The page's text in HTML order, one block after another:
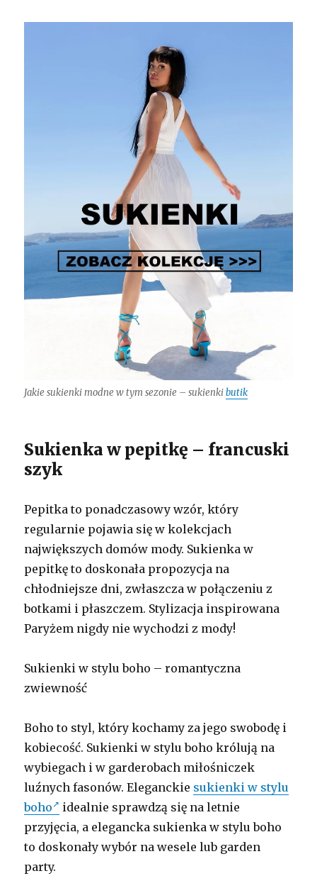
Jakie sukienki modne w tym sezonie – sukienkibutik
Sukienka w pepitkę – francuski
szyk
Pepitka to ponadczasowy wzór, który
regularnie pojawia się w kolekcjach
największych domów mody. Sukienka w
pepitkę to doskonała propozycja na
chłodniejsze dni, zwłaszcza w połączeniu z
botkami i płaszczem. Stylizacja inspirowana
Paryżem nigdy nie wychodzi z mody!
Sukienki w stylu boho – romantyczna
zwiewność
Boho to styl, który kochamy za jego swobodę i
kobiecość. Sukienki w stylu boho królują na
wybiegach i w garderobach miłośniczek
luźnych fasonów. Eleganckie sukienki w stylu
boho
idealnie sprawdzą się na letnie
przyjęcia, a elegancka sukienka w stylu boho
to doskonały wybór na wesele lub garden
party.